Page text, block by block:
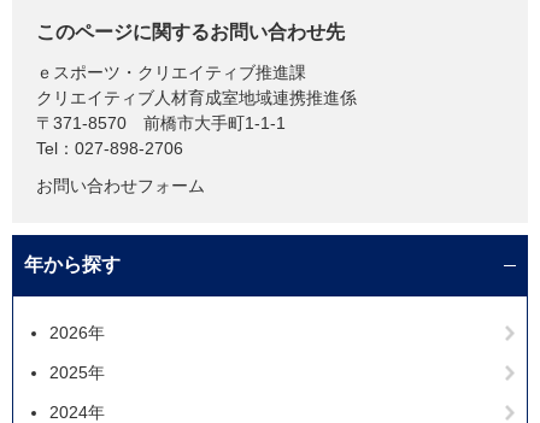
このページに関するお問い合わせ先
ｅスポーツ・クリエイティブ推進課
クリエイティブ人材育成室地域連携推進係
〒371-8570
前橋市大手町1-1-1
Tel：027-898-2706
お問い合わせフォーム
年から探す
2026年
2025年
2024年